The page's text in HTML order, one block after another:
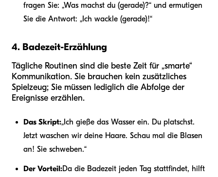
fragen Sie: „Was machst du (gerade)?“ und ermutigen
Sie die Antwort: „Ich wackle (gerade)!“
4. Badezeit-Erzählung
Tägliche Routinen sind die beste Zeit für „smarte“
Kommunikation. Sie brauchen kein zusätzliches
Spielzeug; Sie müssen lediglich die Abfolge der
Ereignisse erzählen.
Das Skript:„Ich gieße das Wasser ein. Du platschst.
Jetzt waschen wir deine Haare. Schau mal die Blasen
an! Sie schweben.“
Der Vorteil:Da die Badezeit jeden Tag stattfindet, hilft